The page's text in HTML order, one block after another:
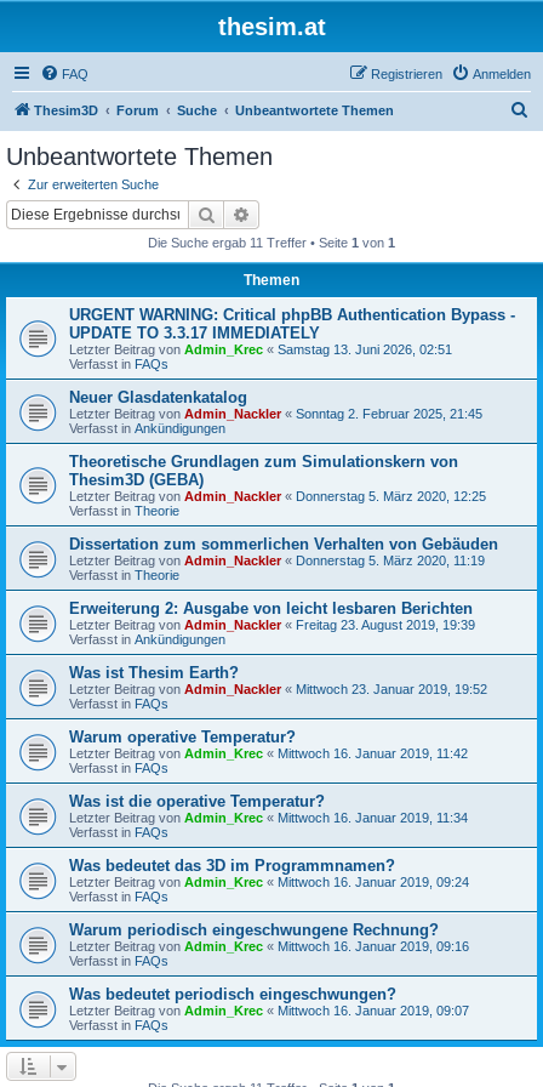
thesim.at
FAQ Anmelden
Registrieren
Thesim3D Forum Suche Unbeantwortete Themen
Unbeantwortete Themen
Zur erweiterten Suche
Suche
Die Suche ergab 11 Treffer • Seite 1 von 1
Themen
URGENT WARNING: Critical phpBB Authentication Bypass -
UPDATE TO 3.3.17 IMMEDIATELY
Letzter Beitrag von Admin_Krec « Samstag 13. Juni 2026, 02:51
Verfasst in FAQs
Neuer Glasdatenkatalog
Letzter Beitrag von Admin_Nackler« Sonntag 2. Februar 2025, 21:45
Verfasst in Ankündigungen
Theoretische Grundlagen zum Simulationskern von
Thesim3D (GEBA)
Letzter Beitrag von Admin_Nackler« Donnerstag 5. März 2020, 12:25
Verfasst in Theorie
Dissertation zum sommerlichen Verhalten von Gebäuden
Letzter Beitrag von Admin_Nackler« Donnerstag 5. März 2020, 11:19
Verfasst in Theorie
Erweiterung 2: Ausgabe von leicht lesbaren Berichten
Letzter Beitrag von Admin_Nackler« Freitag 23. August 2019, 19:39
Verfasst in Ankündigungen
Was ist Thesim Earth?
Letzter Beitrag von Admin_Nackler« Mittwoch 23. Januar 2019, 19:52
Verfasst in FAQs
Warum operative Temperatur?
Letzter Beitrag von Admin_Krec « Mittwoch 16. Januar 2019, 11:42
Verfasst in FAQs
Was ist die operative Temperatur?
Letzter Beitrag von Admin_Krec « Mittwoch 16. Januar 2019, 11:34
Verfasst in FAQs
Was bedeutet das 3D im Programmnamen?
Letzter Beitrag von Admin_Krec « Mittwoch 16. Januar 2019, 09:24
Verfasst in FAQs
Warum periodisch eingeschwungene Rechnung?
Letzter Beitrag von Admin_Krec « Mittwoch 16. Januar 2019, 09:16
Verfasst in FAQs
Was bedeutet periodisch eingeschwungen?
Letzter Beitrag von Admin_Krec « Mittwoch 16. Januar 2019, 09:07
Verfasst in FAQs